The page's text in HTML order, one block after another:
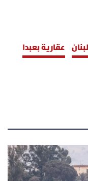
عقارية بعبدا